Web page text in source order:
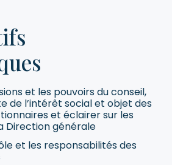
et les pouvoirs du conseil,
de l’intérêt social et objet des
et éclairer sur les
Direction générale
et les responsabilités des